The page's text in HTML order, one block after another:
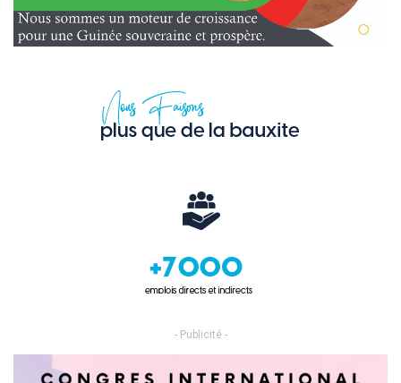
- Publicité -